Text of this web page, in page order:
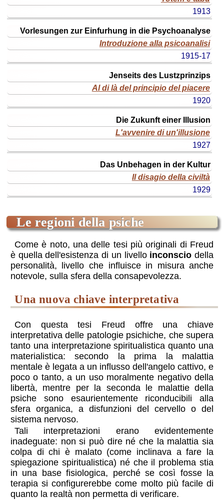
1913
Vorlesungen zur Einfurhung in die Psychoanalyse
Introduzione alla psicoanalisi
1915-17
Jenseits des Lustzprinzips
Al di là del principio del piacere
1920
Die Zukunft einer Illusion
L'avvenire di un'illusione
1927
Das Unbehagen in der Kultur
Il disagio della civiltà
1929
le regioni della psiche
Come è noto, una delle tesi più originali di Freud
è quella dell'esistenza di un livello inconscio della
personalità, livello che influisce in misura anche
notevole, sulla sfera della consapevolezza.
una nuova chiave interpretativa
Con questa tesi Freud offre una chiave
interpretativa delle patologie psichiche, che supera
tanto una interpretazione spiritualistica quanto una
materialistica: secondo la prima la malattia
mentale è legata a un influsso dell'angelo cattivo, e
poco o tanto, a un uso moralmente negativo della
libertà, mentre per la seconda le malattie della
psiche sono esaurientemente riconducibili alla
sfera organica, a disfunzioni del cervello o del
sistema nervoso.
Tali interpretazioni erano evidentemente
inadeguate: non si può dire né che la malattia sia
colpa di chi è malato (come inclinava a fare la
spiegazione spiritualistica) né che il problema stia
in una base fisiologica, perché se così fosse la
terapia si configurerebbe come molto più facile di
quanto la realtà non permetta di verificare.